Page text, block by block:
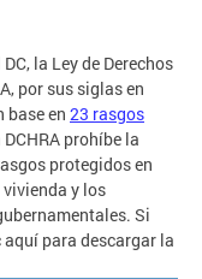
la Ley de Derechos
por sus siglas en
base en 23 rasgos
DCHRA prohíbe la
protegidos en
y los
Si
para descargar la